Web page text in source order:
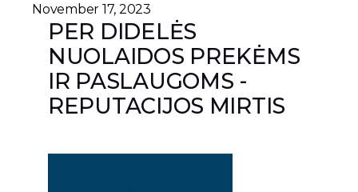
November 17, 2023
PER DIDELĖS
NUOLAIDOS PREKĖMS
IR PASLAUGOMS -
REPUTACIJOS MIRTIS​​